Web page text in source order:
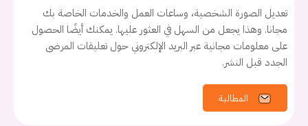
تعديل الصورة الشخصية، وساعات العمل والخدمات الخاصة بك
مجانا. وهذا يجعل من السهل في العثور عليها. يمكنك أيضًا الحصول
على معلومات مجانية عبر البريد الإلكتروني حول تعليقات المرضى
الجدد قبل النشر.
المطالبة